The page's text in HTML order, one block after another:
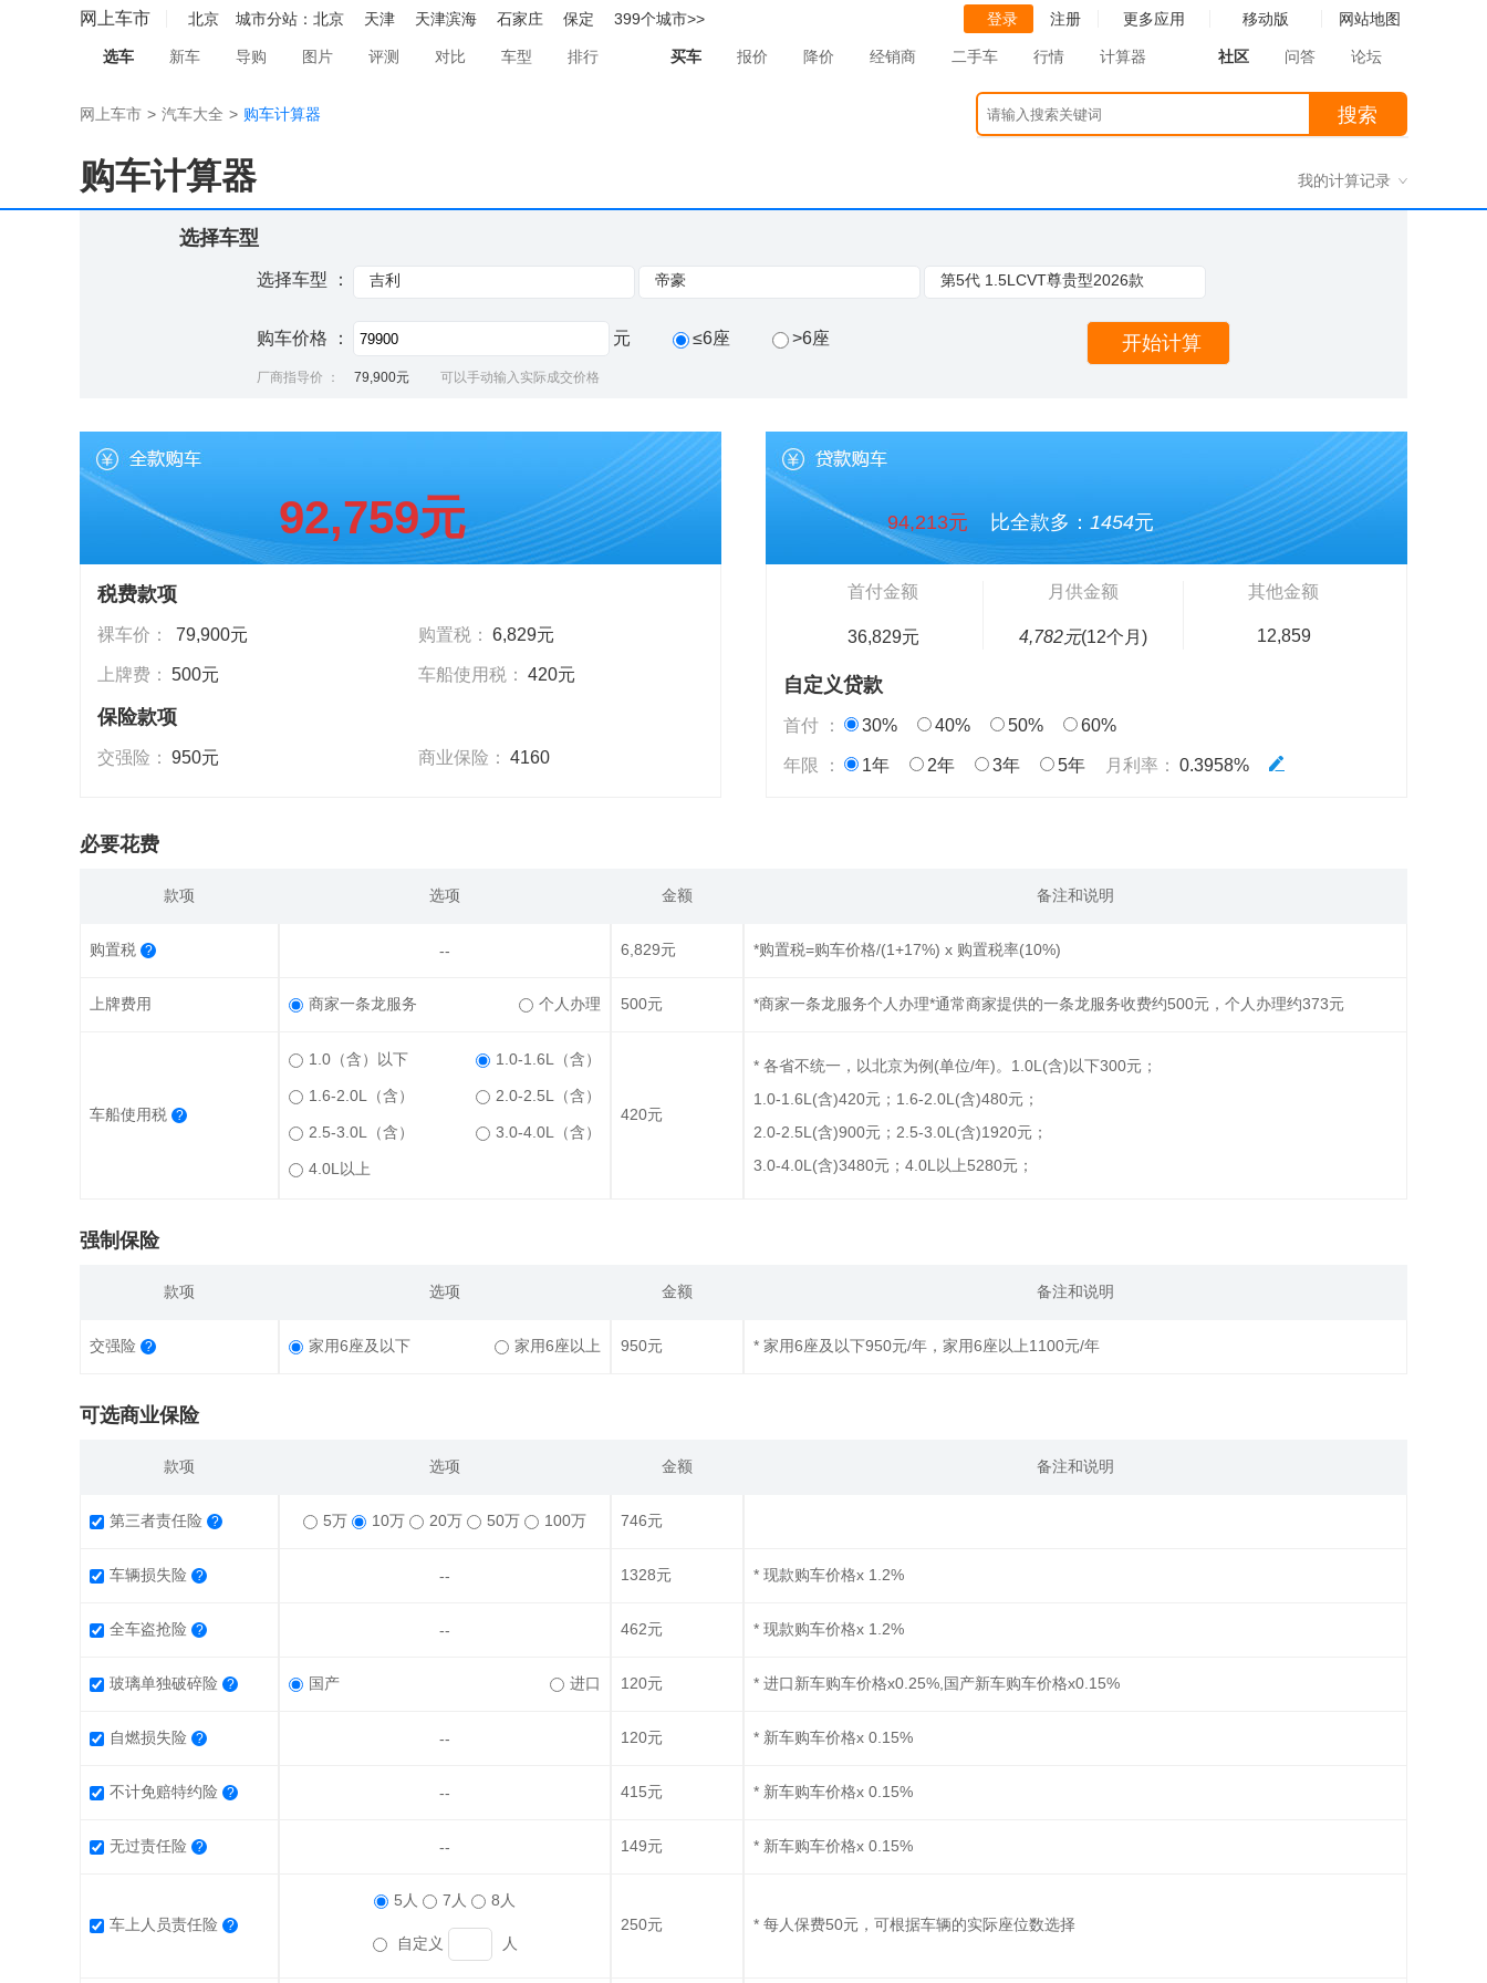
网上车市 北京 城市分站： 北京 天津 天津滨海 石家庄 保定 399个城市>> 登录 注册 更多应用 移动版 网站地图
选车 新车 导购 图片 评测 对比 车型 排行 买车 报价 降价 经销商 二手车 行情 计算器 社区 问答 论坛
网上车市 > 汽车大全 > 购车计算器
请输入搜索关
键词搜索
购车计算器 我的计算记录
选择车型
选择车型 ： 吉利 帝豪 第5代 1.5LCVT尊贵型2026款
购车价格 ： 元 ≤6座 >6座
厂商指导价 ： 79,900元 可以手动输入实际成交价格
92,759元
税费款项
裸车价： 79,900元 购置税： 6,829元
上牌费： 500元 车船使用税： 420元
保险款项
交强险： 950元 商业保险： 4160
94,213元 比全款多： 1454元
首付金额
36,829元
月供金额
4,782元(12个月)
其他金额
12,859
自定义贷款
首付 ： 30% 40% 50% 60%
年限 ： 1年 2年 3年 5年 月利率： 0.3958%
必要花费
款项 选项 金额 备注和说明
购置税 ? -- 6,829元 *购置税=购车价格/(1+17%) x 购置税率(10%)
上牌费用 商家一条龙服务 个人办理 500元 *商家一条龙服务个人办理*通常商家提供的一条龙服务收费约500元，个人办理约373元
车船使用税 ?
1.0（含）以下 1.0-1.6L（含）
1.6-2.0L（含） 2.0-2.5L（含）
2.5-3.0L（含） 3.0-4.0L（含）
4.0L以上
420元
* 各省不统一，以北京为例(单位/年)。1.0L(含)以下300元；
1.0-1.6L(含)420元；1.6-2.0L(含)480元；
2.0-2.5L(含)900元；2.5-3.0L(含)1920元；
3.0-4.0L(含)3480元；4.0L以上5280元；
强制保险
款项 选项 金额 备注和说明
交强险 ? 家用6座及以下 家用6座以上 950元 * 家用6座及以下950元/年，家用6座以上1100元/年
可选商业保险
款项 选项 金额 备注和说明
第三者责任险 ? 5万 10万 20万 50万 100万 746元
车辆损失险 ? -- 1328元 * 现款购车价格x 1.2%
全车盗抢险 ? -- 462元 * 现款购车价格x 1.2%
玻璃单独破碎险 ? 国产 进口 120元 * 进口新车购车价格x0.25%,国产新车购车价格x0.15%
自燃损失险 ? -- 120元 * 新车购车价格x 0.15%
不计免赔特约险 ? -- 415元 * 新车购车价格x 0.15%
无过责任险 ? -- 149元 * 新车购车价格x 0.15%
车上人员责任险 ?
5人 7人 8人
自定义 人
250元 * 每人保费50元，可根据车辆的实际座位数选择